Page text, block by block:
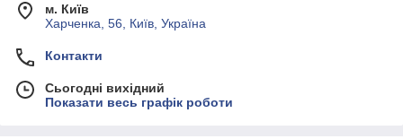
м. Київ
Харченка, 56, Київ, Україна
Контакти
Сьогодні вихідний
Показати весь графік роботи